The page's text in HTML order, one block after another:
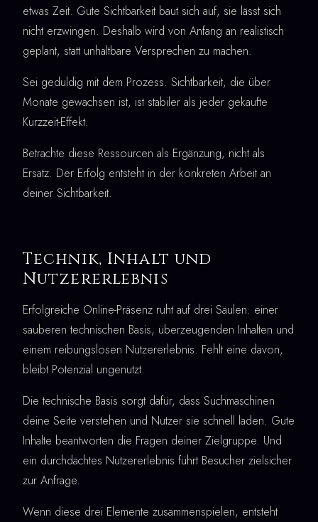
etwas Zeit. Gute Sichtbarkeit baut sich auf, sie lässt sich
nicht erzwingen. Deshalb wird von Anfang an realistisch
geplant, statt unhaltbare Versprechen zu machen.
Sei geduldig mit dem Prozess. Sichtbarkeit, die über
Monate gewachsen ist, ist stabiler als jeder gekaufte
Kurzzeit-Effekt.
Betrachte diese Ressourcen als Ergänzung, nicht als
Ersatz. Der Erfolg entsteht in der konkreten Arbeit an
deiner Sichtbarkeit.
Technik, Inhalt und
Nutzererlebnis
Erfolgreiche Online-Präsenz ruht auf drei Säulen: einer
sauberen technischen Basis, überzeugenden Inhalten und
einem reibungslosen Nutzererlebnis. Fehlt eine davon,
bleibt Potenzial ungenutzt.
Die technische Basis sorgt dafür, dass Suchmaschinen
deine Seite verstehen und Nutzer sie schnell laden. Gute
Inhalte beantworten die Fragen deiner Zielgruppe. Und
ein durchdachtes Nutzererlebnis führt Besucher zielsicher
zur Anfrage.
Wenn diese drei Elemente zusammenspielen, entsteht